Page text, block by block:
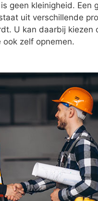
geen kleinigheid.
uit verschillende
U kan daarbij
zelf opnemen.